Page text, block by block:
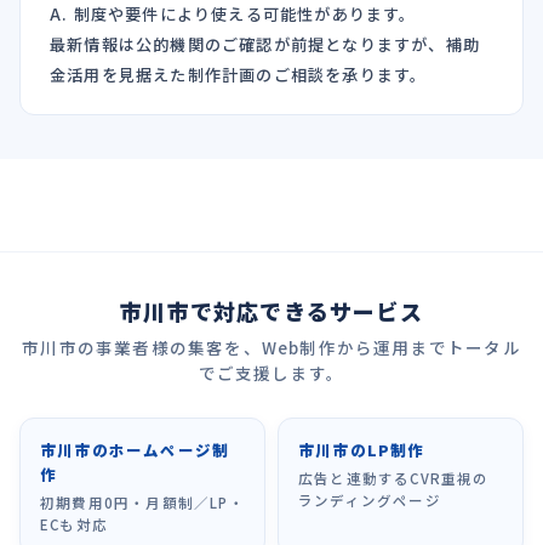
A. 制度や要件により使える可能性があります。
最新情報は公的機関のご確認が前提となりますが、補助
金活用を見据えた制作計画のご相談を承ります。
市川市で対応できるサービス
市川市の事業者様の集客を、Web制作から運用までトータル
でご支援します。
市川市のホームページ制
作
初期費用0円・月額制／LP・
ECも対応
市川市のLP制作
広告と連動するCVR重視の
ランディングページ